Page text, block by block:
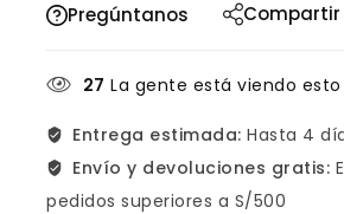
Pregúntanos
Compartir
27 La gente está viendo
Entrega estimada: Hasta 4
Envío y devoluciones gratis:
pedidos superiores a S/500